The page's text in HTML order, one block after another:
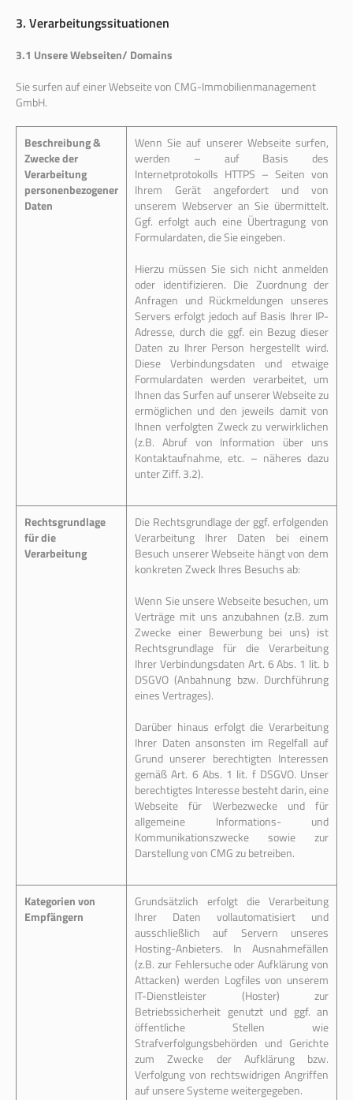
3. Verarbeitungssituationen
3.1 Unsere Webseiten/ Domains
Sie surfen auf einer Webseite von CMG-Immobilienmanagement
GmbH.
Beschreibung &
Zwecke der
Verarbeitung
personenbezogener
Daten
Wenn Sie auf unserer Webseite surfen,
werden – auf Basis des
Internetprotokolls HTTPS – Seiten von
Ihrem Gerät angefordert und von
unserem Webserver an Sie übermittelt.
Ggf. erfolgt auch eine Übertragung von
Formulardaten, die Sie eingeben.
Hierzu müssen Sie sich nicht anmelden
oder identifizieren. Die Zuordnung der
Anfragen und Rückmeldungen unseres
Servers erfolgt jedoch auf Basis Ihrer IP-
Adresse, durch die ggf. ein Bezug dieser
Daten zu Ihrer Person hergestellt wird.
Diese Verbindungsdaten und etwaige
Formulardaten werden verarbeitet, um
Ihnen das Surfen auf unserer Webseite zu
ermöglichen und den jeweils damit von
Ihnen verfolgten Zweck zu verwirklichen
(z.B. Abruf von Information über uns
Kontaktaufnahme, etc. – näheres dazu
unter Ziff. 3.2).
Rechtsgrundlage
für die
Verarbeitung
Die Rechtsgrundlage der ggf. erfolgenden
Verarbeitung Ihrer Daten bei einem
Besuch unserer Webseite hängt von dem
konkreten Zweck Ihres Besuchs ab:
Wenn Sie unsere Webseite besuchen, um
Verträge mit uns anzubahnen (z.B. zum
Zwecke einer Bewerbung bei uns) ist
Rechtsgrundlage für die Verarbeitung
Ihrer Verbindungsdaten Art. 6 Abs. 1 lit. b
DSGVO (Anbahnung bzw. Durchführung
eines Vertrages).
Darüber hinaus erfolgt die Verarbeitung
Ihrer Daten ansonsten im Regelfall auf
Grund unserer berechtigten Interessen
gemäß Art. 6 Abs. 1 lit. f DSGVO. Unser
berechtigtes Interesse besteht darin, eine
Webseite für Werbezwecke und für
allgemeine Informations- und
Kommunikationszwecke sowie zur
Darstellung von CMG zu betreiben.
Kategorien von
Empfängern
Grundsätzlich erfolgt die Verarbeitung
Ihrer Daten vollautomatisiert und
ausschließlich auf Servern unseres
Hosting-Anbieters. In Ausnahmefällen
(z.B. zur Fehlersuche oder Aufklärung von
Attacken) werden Logfiles von unserem
IT-Dienstleister (Hoster) zur
Betriebssicherheit genutzt und ggf. an
öffentliche Stellen wie
Strafverfolgungsbehörden und Gerichte
zum Zwecke der Aufklärung bzw.
Verfolgung von rechtswidrigen Angriffen
auf unsere Systeme weitergegeben.